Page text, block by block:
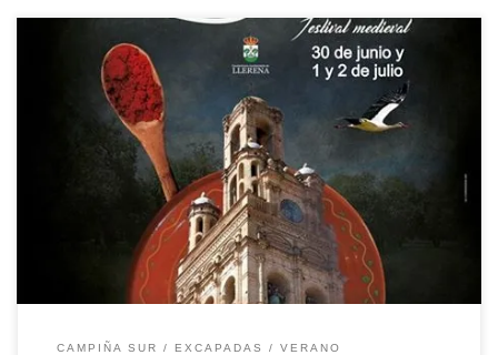
Desde el viernes 30 de junio al domingo 2 de julio se celebra en
Llerena la undécima edición de Llerena Monumento
Gastronómico, que se compone del Mercado Medieval que se
celebra en la Plaza de España y cenas en cuatro patios
singulares, que serán elaboradas por cocineros de prestigio
CAMPIÑA SUR EXCAPADAS VERANO